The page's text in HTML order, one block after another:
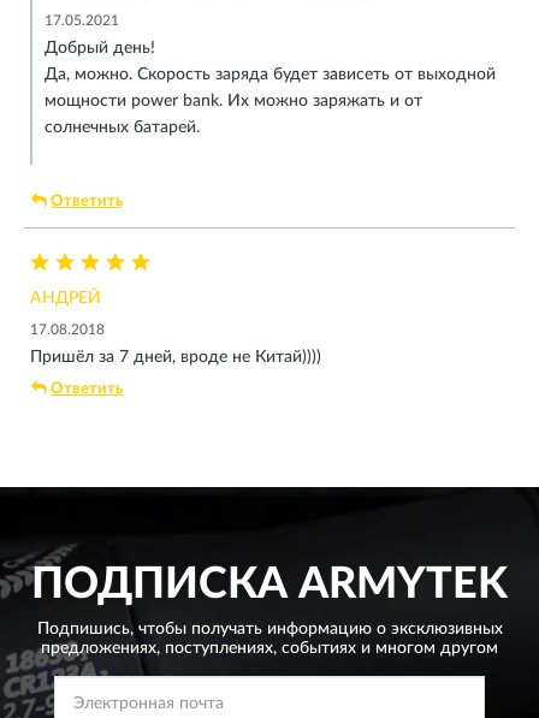
17.05.2021
Добрый день!
Да, можно. Скорость заряда будет зависеть от выходной
мощности power bank. Их можно заряжать и от
солнечных батарей.
Ответить
АНДРЕЙ
17.08.2018
Пришёл за 7 дней, вроде не Китай))))
Ответить
ПОДПИСКА ARMYTEK
Подпишись, чтобы получать информацию о эксклюзивных
предложениях, поступлениях, событиях и многом другом